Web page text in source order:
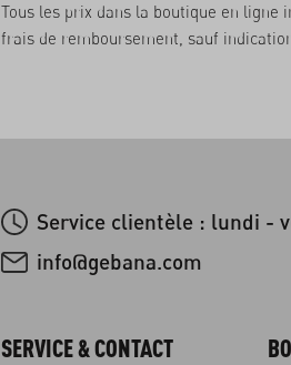
Tous les prix dans la boutique en ligne
frais de remboursement, sauf
Service clientèle : lundi -
info@gebana.com
SERVICE & CONTACT